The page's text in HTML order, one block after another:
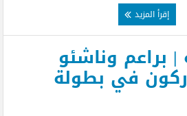
إقرأ المزيد
براعم وناشئو
في بطولة